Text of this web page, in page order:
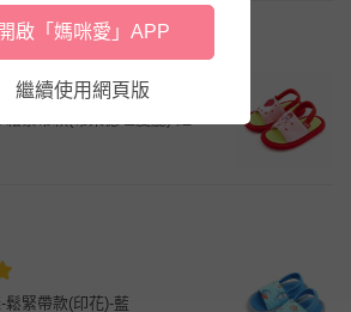
緊帶款(布萊德理髮廳)-紅
鬆緊帶款(印花)-藍
開啟「媽咪愛」APP
繼續使用網頁版